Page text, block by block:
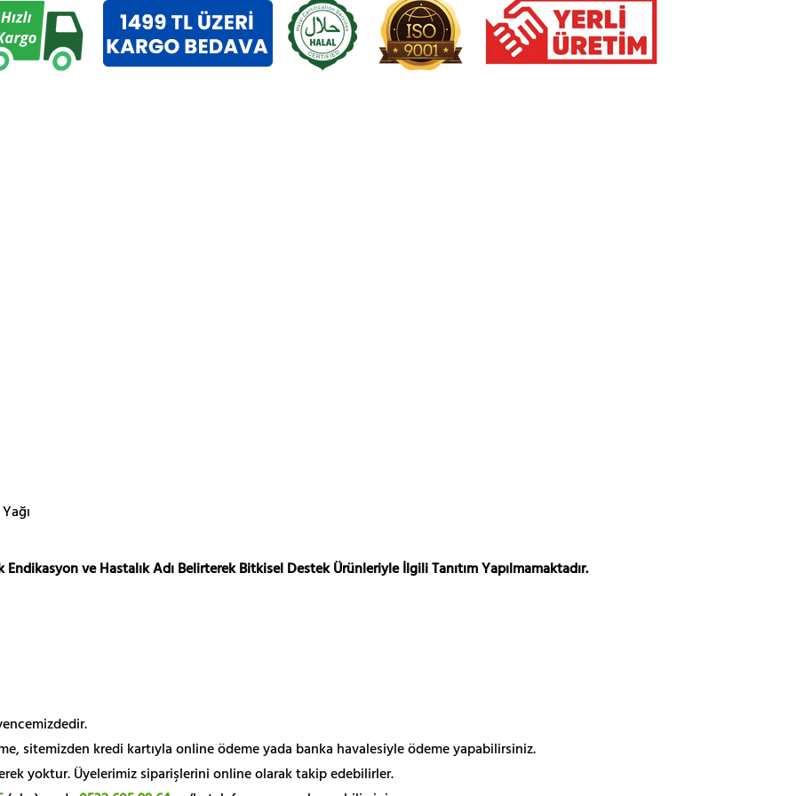
ve Hastalık Adı Belirterek Bitkisel Destek Ürünleriyle İlgili Tanıtım Yapılmamaktadır.
sitemizden kredi kartıyla online ödeme yada banka havalesiyle ödeme yapabilirsiniz.
yoktur. Üyelerimiz siparişlerini online olarak takip edebilirler.